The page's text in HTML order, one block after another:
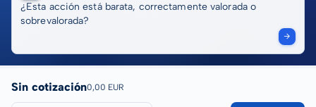
¿Esta acción está barata, correctamente valorada o
sobrevalorada?
Sin cotización0,00 EUR